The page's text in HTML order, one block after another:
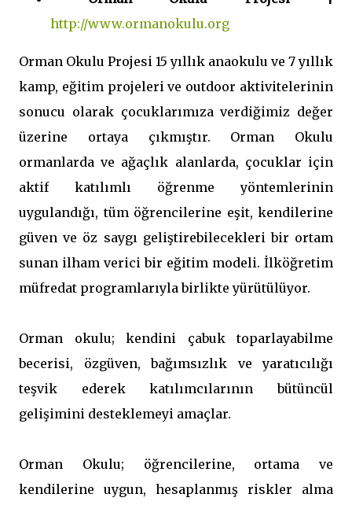
http://www.ormanokulu.org
Orman Okulu Projesi 15 yıllık anaokulu ve 7 yıllık
kamp, eğitim projeleri ve outdoor aktivitelerinin
sonucu olarak çocuklarımıza verdiğimiz değer
üzerine ortaya çıkmıştır. Orman Okulu
ormanlarda ve ağaçlık alanlarda, çocuklar için
aktif katılımlı öğrenme yöntemlerinin
uygulandığı, tüm öğrencilerine eşit, kendilerine
güven ve öz saygı geliştirebilecekleri bir ortam
sunan ilham verici bir eğitim modeli. İlköğretim
müfredat programlarıyla birlikte yürütülüyor.
Orman okulu; kendini çabuk toparlayabilme
becerisi, özgüven, bağımsızlık ve yaratıcılığı
teşvik ederek katılımcılarının bütüncül
gelişimini desteklemeyi amaçlar.
Orman Okulu; öğrencilerine, ortama ve
kendilerine uygun, hesaplanmış riskler alma